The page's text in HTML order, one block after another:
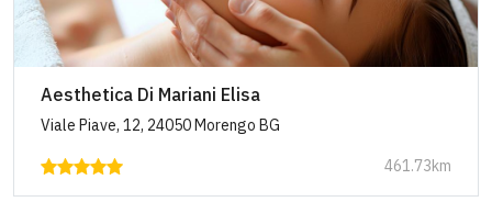
Aesthetica Di Mariani Elisa
Viale Piave, 12, 24050 Morengo BG
461.73km